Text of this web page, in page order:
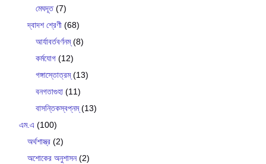
মেঘদূত(7)
দ্বাদশ শ্রেণী (68)
আর্যাবর্তবর্ণনম্(8)
কর্মযোগ (12)
গঙ্গাস্তোত্রম্(13)
বনগতাগুহা (11)
বাসন্তিকস্বপ্নম্(13)
এম.এ (100)
অর্থশাস্ত্র (2)
অশোকের অনুশাসন(2)